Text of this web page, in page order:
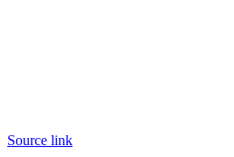
Source link